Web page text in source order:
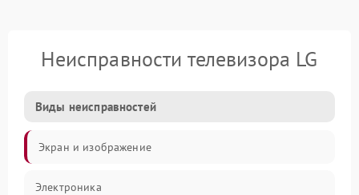
Неисправности телевизора LG
Виды неисправностей
Экран и изображение
Электроника